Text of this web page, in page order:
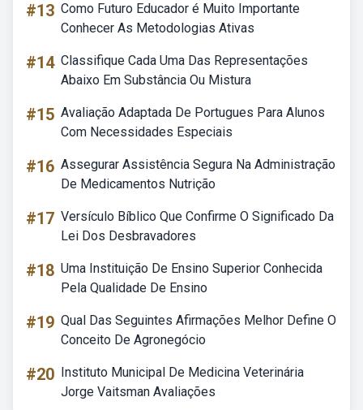
#13 Como Futuro Educador é Muito Importante
Conhecer As Metodologias Ativas
#14 Classifique Cada Uma Das Representações
Abaixo Em Substância Ou Mistura
#15 Avaliação Adaptada De Portugues Para Alunos
Com Necessidades Especiais
#16 Assegurar Assistência Segura Na Administração
De Medicamentos Nutrição
#17 Versículo Bíblico Que Confirme O Significado Da
Lei Dos Desbravadores
#18 Uma Instituição De Ensino Superior Conhecida
Pela Qualidade De Ensino
#19 Qual Das Seguintes Afirmações Melhor Define O
Conceito De Agronegócio
#20 Instituto Municipal De Medicina Veterinária
Jorge Vaitsman Avaliações